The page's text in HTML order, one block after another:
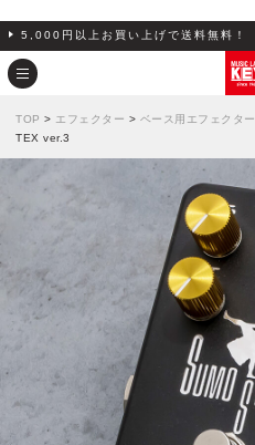
5,000円以上お買い上げで送料無料！
TOP > エフェクター > ベース用エフェクター
TEX ver.3